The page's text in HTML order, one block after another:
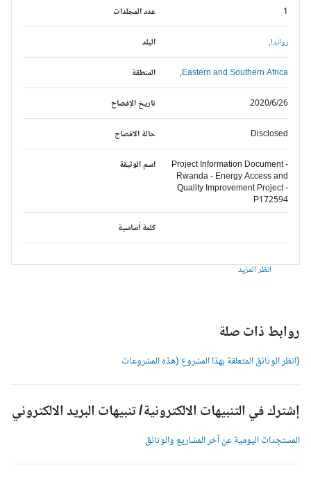
عدد المجلدات
البلد رواندا,
المنطقة Eastern and Southern Africa,
تاريخ الإفصاح 2020/6/26
حالة الافصاح Disclosed
اسم الوثيقة
Project Information Document -
Rwanda - Energy Access and
Quality Improvement Project -
P172594
كلمة أساسية
انظر المزيد
روابط ذات صلة
(انظر الوثائق المتعلقة بهذا المشروع (هذه المشروعات
إشترك في التنبيهات الالكترونية/ تنبيهات البريد الالكتروني
المستجدات اليومية عن آخر المشاريع والوثائق